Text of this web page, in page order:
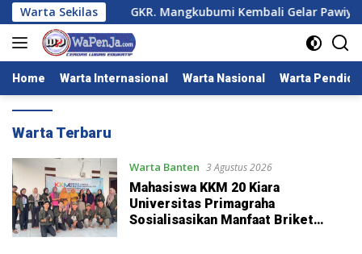
Langsung
ke
konten
Warta Sekilas
Tikar GKR. Mangkubumi Kembali Gelar
Home Warta Internasional Warta Nasional Warta
Wapenja
Warta Terbaru
Warta Banten 3 Agustus 2026
Mahasiswa KKM 20 Kiara
Universitas Primagraha
Sosialisasikan Manfaat Briket